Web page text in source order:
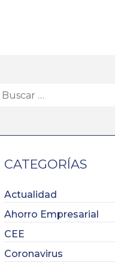
CATEGORÍAS
Actualidad
Ahorro Empresarial
CEE
Coronavirus